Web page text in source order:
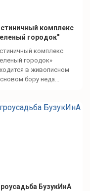
комплекс
городок"
комплекс
городок»
в живописном
бору неда...
БузукИнА